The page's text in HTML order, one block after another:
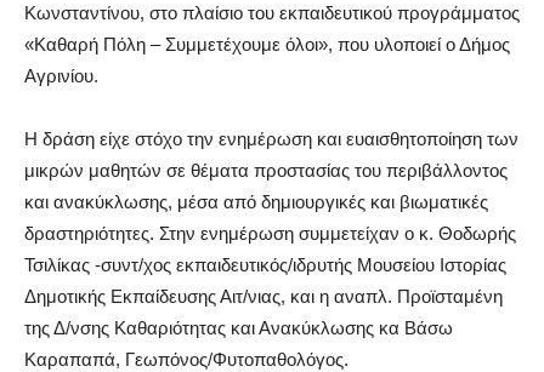
Κωνσταντίνου, στο πλαίσιο του εκπαιδευτικού προγράμματος
«Καθαρή Πόλη – Συμμετέχουμε όλοι», που υλοποιεί ο Δήμος
Αγρινίου.
Η δράση είχε στόχο την ενημέρωση και ευαισθητοποίηση των
μικρών μαθητών σε θέματα προστασίας του περιβάλλοντος
και ανακύκλωσης, μέσα από δημιουργικές και βιωματικές
δραστηριότητες. Στην ενημέρωση συμμετείχαν ο κ. Θοδωρής
Τσιλίκας -συντ/χος εκπαιδευτικός/ιδρυτής Μουσείου Ιστορίας
Δημοτικής Εκπαίδευσης Αιτ/νιας, και η αναπλ. Προϊσταμένη
της Δ/νσης Καθαριότητας και Ανακύκλωσης κα Βάσω
Καραπαπά, Γεωπόνος/Φυτοπαθολόγος.